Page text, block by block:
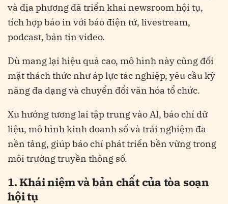
và địa phương đã triển khai newsroom hội tụ,
tích hợp báo in với báo điện tử, livestream,
podcast, bản tin video.
Dù mang lại hiệu quả cao, mô hình này cũng đối
mặt thách thức như áp lực tác nghiệp, yêu cầu kỹ
năng đa dạng và chuyển đổi văn hóa tổ chức.
Xu hướng tương lai tập trung vào AI, báo chí dữ
liệu, mô hình kinh doanh số và trải nghiệm đa
nền tảng, giúp báo chí phát triển bền vững trong
môi trường truyền thông số.
1. Khái niệm và bản chất của tòa soạn
hội tụ